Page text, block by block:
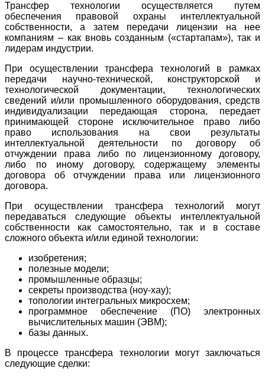
Трансфер технологии осуществляется путем
обеспечения правовой охраны интеллектуальной
собственности, а затем передачи лицензии на нее
компаниям – как вновь созданным («стартапам»), так и
лидерам индустрии.
При осуществлении трансфера технологий в рамках
передачи научно-технической, конструкторской и
технологической документации, технологических
сведений и/или промышленного оборудования, средств
индивидуализации передающая сторона, передает
принимающей стороне исключительное право либо
право использования на свои результаты
интеллектуальной деятельности по договору об
отчуждении права либо по лицензионному договору,
либо по иному договору, содержащему элементы
договора об отчуждении права или лицензионного
договора.
При осуществлении трансфера технологий могут
передаваться следующие объекты интеллектуальной
собственности как самостоятельно, так и в составе
сложного объекта и/или единой технологии:
изобретения;
полезные модели;
промышленные образцы;
секреты производства (ноу-хау);
топологии интегральных микросхем;
программное обеспечение (ПО) электронных
вычислительных машин (ЭВМ);
базы данных.
В процессе трансфера технологии могут заключаться
следующие сделки: